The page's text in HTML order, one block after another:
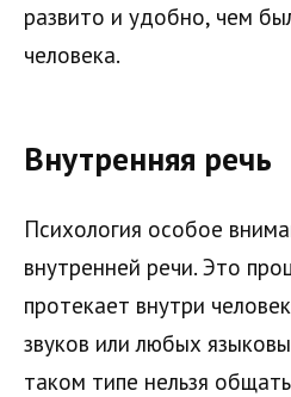
развито и удобно, чем
человека.
Внутренняя речь
Психология особое
внутренней речи. Это
протекает внутри
звуков или любых
таком типе нельзя